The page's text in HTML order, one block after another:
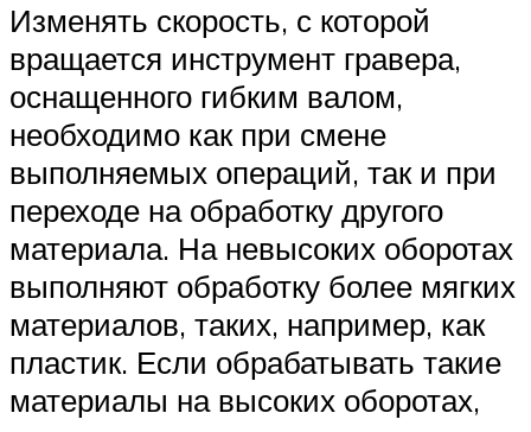
Изменять скорость, с которой
вращается инструмент гравера,
оснащенного гибким валом,
необходимо как при смене
выполняемых операций, так и при
переходе на обработку другого
материала. На невысоких оборотах
выполняют обработку более мягких
материалов, таких, например, как
пластик. Если обрабатывать такие
материалы на высоких оборотах,